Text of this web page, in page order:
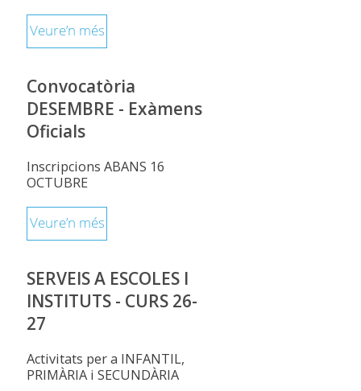
Veure’n més
Convocatòria
DESEMBRE - Exàmens
Oficials
Inscripcions ABANS 16
OCTUBRE
Veure’n més
SERVEIS A ESCOLES I
INSTITUTS - CURS 26-
27
Activitats per a INFANTIL,
PRIMÀRIA i SECUNDÀRIA